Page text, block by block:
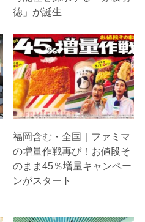
徳」が誕生
福岡含む・全国｜ファミマ
の増量作戦再び！お値段そ
のまま45％増量キャンペー
ンがスタート